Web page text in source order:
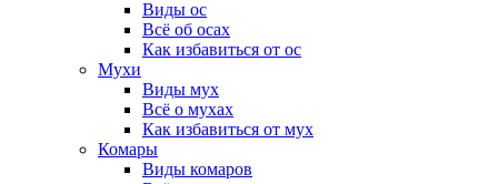
Виды ос
Всё об осах
Как избавиться от ос
Мухи
Виды мух
Всё о мухах
Как избавиться от мух
Комары
Виды комаров